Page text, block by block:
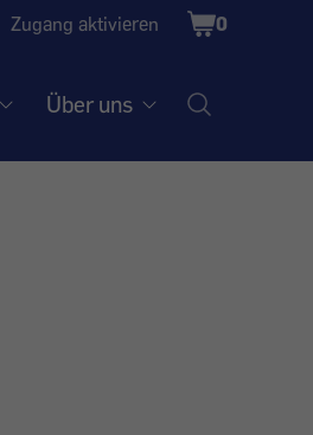
Zugang aktivieren
Shopping
Cart
0
Über uns